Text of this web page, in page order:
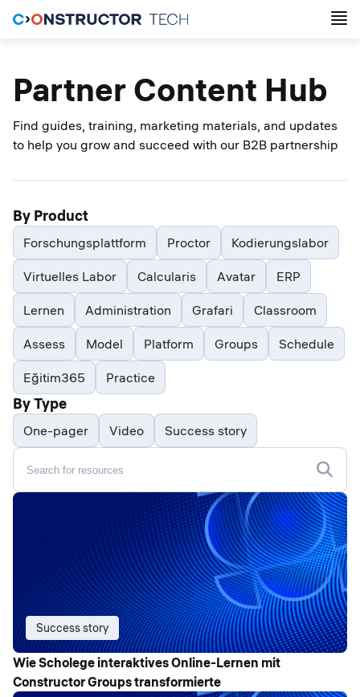
Partner Content Hub
Find guides, training, marketing materials, and updates
to help you grow and succeed with our B2B partnership
By Product
Forschungsplattform Proctor Kodierungslabor
Virtuelles Labor Calcularis Avatar ERP
Lernen Administration Grafari Classroom
Assess Model Platform Groups Schedule
Eğitim365 Practice
By Type
One-pager Video Success story
Success story
Wie Scholege interaktives Online-Lernen mit
Constructor Groups transformierte